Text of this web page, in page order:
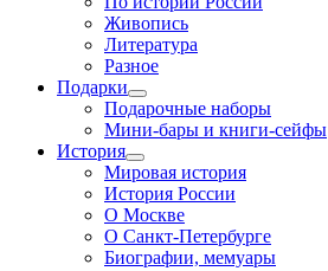
Живопись
Литература
Разное
Подарки
Подарочные наборы
Мини-бары и книги-сейфы
История
Мировая история
История России
О Москве
О Санкт-Петербурге
Биографии, мемуары